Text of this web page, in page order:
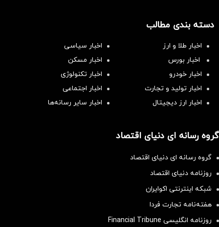
دسته بندی مطالب
اخبار طلا و ارز
اخبار سیاسی
اخبار بورس
اخبار مسکن
اخبار خودرو
اخبار تکنولوژی
اخبار تولید و تجارت
اخبار اجتماعی
اخبار ارز دیجیتال
اخبار سایر رسانه‌‌ها
گروه رسانه ای دنیای اقتصاد
گروه رسانه ای دنیای اقتصاد
روزنامه دنیای اقتصاد
شبکه اینترنتی اکوایران
هفته‌نامه تجارت فردا
روزنامه انگلیسی Financial Tribune